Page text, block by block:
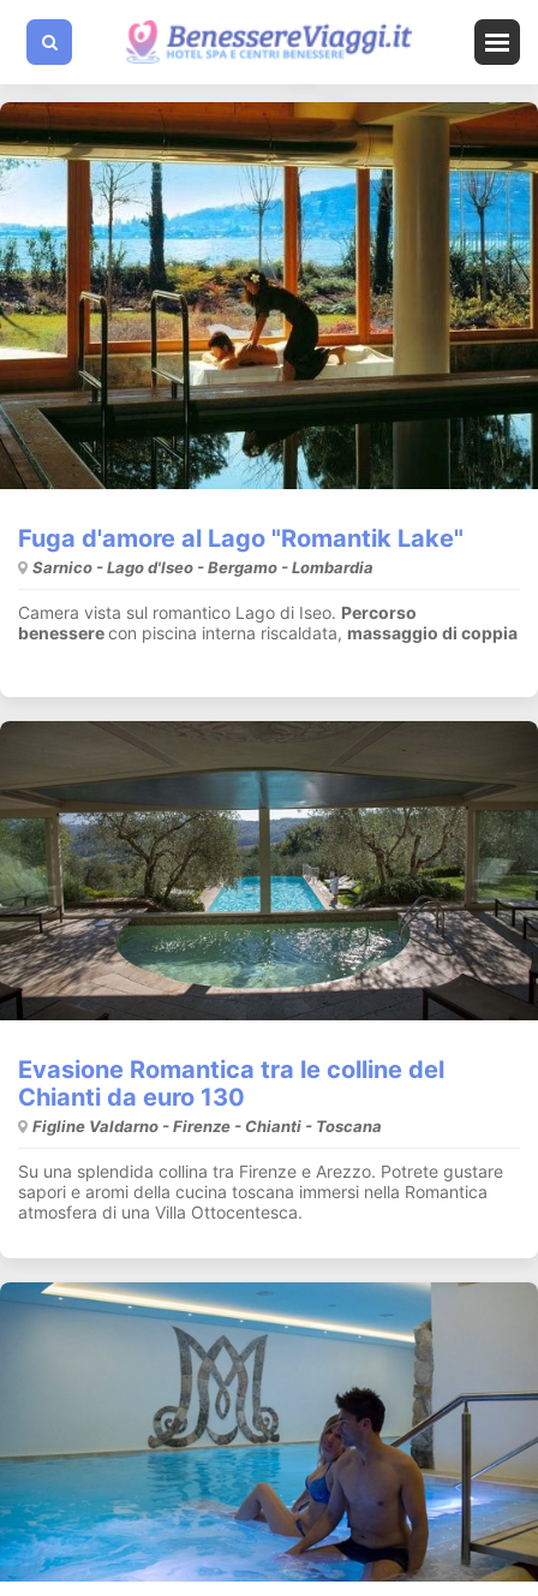
Fuga d'amore al Lago "Romantik Lake"
Sarnico - Lago d'Iseo - Bergamo - Lombardia
Camera vista sul romantico Lago di Iseo. Percorso
benesserecon piscina interna riscaldata, massaggio di coppia
Evasione Romantica tra le colline del
Chianti da euro 130
Figline Valdarno - Firenze - Chianti - Toscana
Su una splendida collina tra Firenze e Arezzo. Potrete gustare
sapori e aromi della cucina toscana immersi nella Romantica
atmosfera di una Villa Ottocentesca.